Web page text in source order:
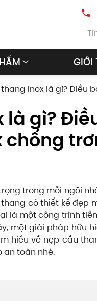
GIỚI
inox là gì? Điều
là gì?
chống
trong mỗi ngôi
có thiết kế đẹp
là một công trình
một giải pháp hữu
hiểu về nẹp cầu
an toàn nhé.